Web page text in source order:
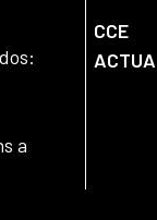
a
CCE